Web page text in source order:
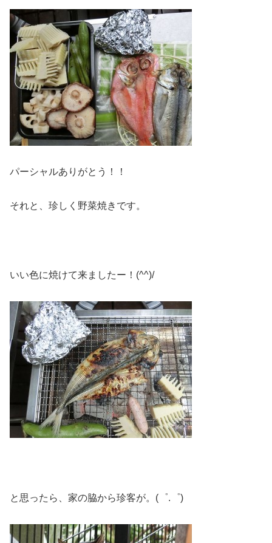
パーシャルありがとう！！
それと、珍しく野菜焼きです。
いい色に焼けて来ましたー！(^^)/
と思ったら、家の脇から珍客が。(゜.゜)